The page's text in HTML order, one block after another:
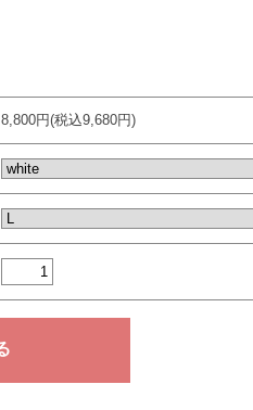
8,800円(税込9,680円)